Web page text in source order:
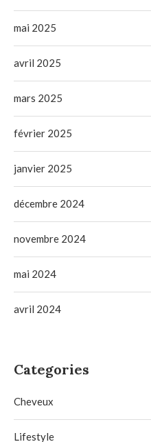
mai 2025
avril 2025
mars 2025
février 2025
janvier 2025
décembre 2024
novembre 2024
mai 2024
avril 2024
Categories
Cheveux
Lifestyle